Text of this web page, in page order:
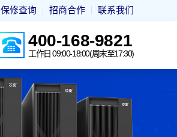
保修查询 招商合作 联系我们
400-168-9821
工作日 09:00-18:00(周末至17:30)